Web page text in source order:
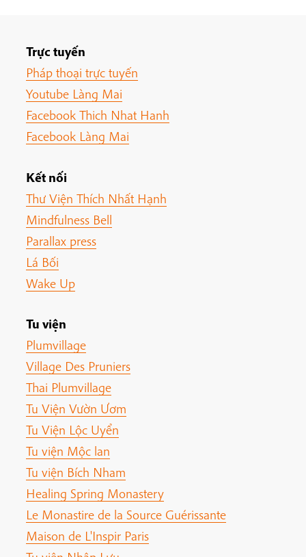
Trực tuyến
Pháp thoại trực tuyến
Youtube Làng Mai
Facebook Thich Nhat Hanh
Facebook Làng Mai
Kết nối
Thư Viện Thích Nhất Hạnh
Mindfulness Bell
Parallax press
Lá Bối
Wake Up
Tu viện
Plumvillage
Village Des Pruniers
Thai Plumvillage
Tu Viện Vườn Ươm
Tu Viện Lộc Uyển
Tu viện Mộc lan
Tu viện Bích Nham
Healing Spring Monastery
Le Monastire de la Source Guérissante
Maison de L'Inspir Paris